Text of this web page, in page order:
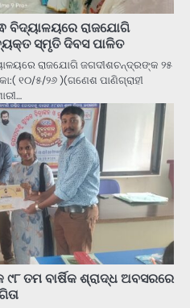
ବିଦ୍ୟାଳୟରେ ରାଜଯୋଗି
ସ୍ମୃତି ଦିବସ ପାଳିତ
ରାଜଯୋଗି ଜଗଦୀଶଚନ୍ଦ୍ରଙ୍କ ୨୫
୧୦/୫/୨୬ )(ଗଣେଶ ପାଣିଗ୍ରାହୀ
ତମ ବାର୍ଷିକ ଶ୍ରାଦ୍ଧ ଅବସରରେ